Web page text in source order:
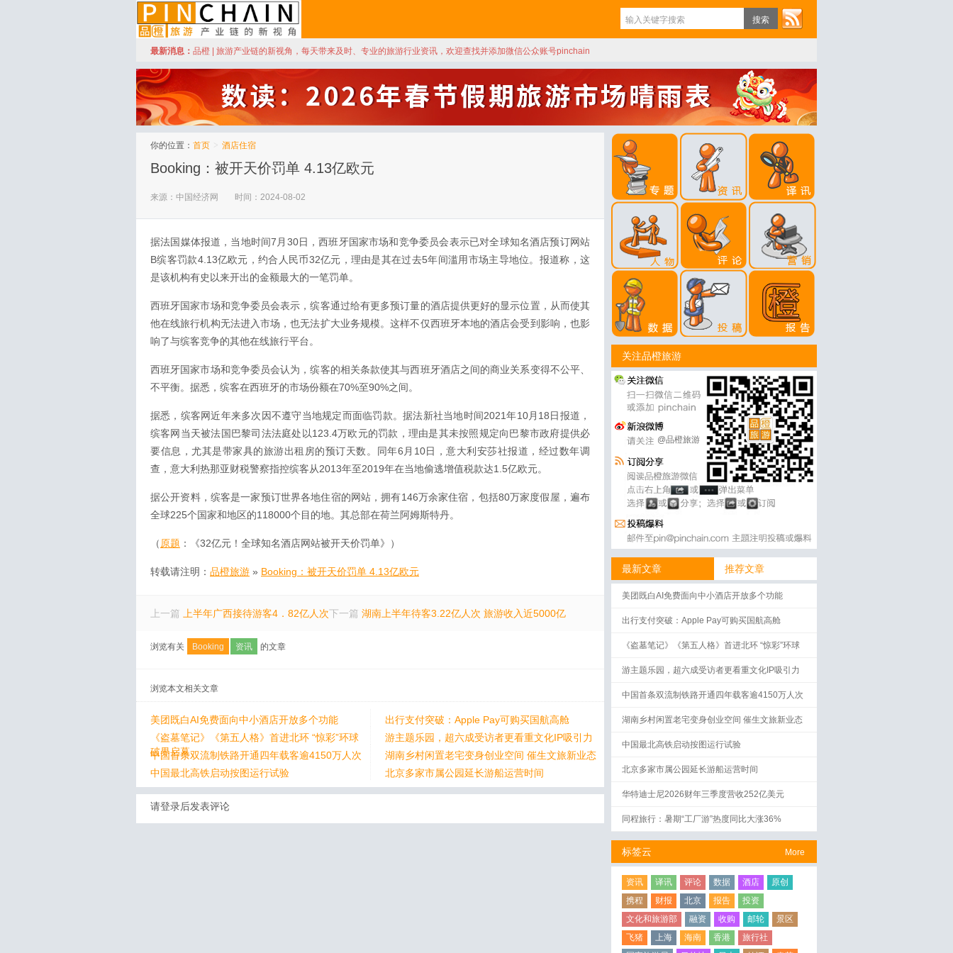
品橙旅游
最新消息： 品橙 | 旅游产业链的新视角，每天带来及时、专业的旅游行业资讯，欢迎查找并添加微信公众账号pinchain
你的位置： 首页 > 酒店住宿
Booking：被开天价罚单 4.13亿欧元
来源：中国经济网 时间：2024-08-02
据法国媒体报道，当地时间7月30日，西班牙国家市场和竞争委员会表示已对全球知名酒店预订网站
B缤客罚款4.13亿欧元，约合人民币32亿元，理由是其在过去5年间滥用市场主导地位。报道称，这
是该机构有史以来开出的金额最大的一笔罚单。
西班牙国家市场和竞争委员会表示，缤客通过给有更多预订量的酒店提供更好的显示位置，从而使其
他在线旅行机构无法进入市场，也无法扩大业务规模。这样不仅西班牙本地的酒店会受到影响，也影
响了与缤客竞争的其他在线旅行平台。
西班牙国家市场和竞争委员会认为，缤客的相关条款使其与西班牙酒店之间的商业关系变得不公平、
不平衡。据悉，缤客在西班牙的市场份额在70%至90%之间。
据悉，缤客网近年来多次因不遵守当地规定而面临罚款。据法新社当地时间2021年10月18日报道，
缤客网当天被法国巴黎司法法庭处以123.4万欧元的罚款，理由是其未按照规定向巴黎市政府提供必
要信息，尤其是带家具的旅游出租房的预订天数。同年6月10日，意大利安莎社报道，经过数年调
查，意大利热那亚财税警察指控缤客从2013年至2019年在当地偷逃增值税款达1.5亿欧元。
据公开资料，缤客是一家预订世界各地住宿的网站，拥有146万余家住宿，包括80万家度假屋，遍布
全球225个国家和地区的118000个目的地。其总部在荷兰阿姆斯特丹。
（ 原题 ：《32亿元！全球知名酒店网站被开天价罚单》）
转载请注明： 品橙旅游 » Booking：被开天价罚单 4.13亿欧元
上一篇 上半年广西接待游客4．82亿人次下一篇 湖南上半年待客3.22亿人次 旅游收入近5000亿
浏览有关 Booking 资讯 的文章
浏览本文相关文章
美团既白AI免费面向中小酒店开放多个功能
出行支付突破：Apple Pay可购买国航高舱
《盗墓笔记》《第五人格》首进北环 “惊彩”环球
破界启幕
游主题乐园，超六成受访者更看重文化IP吸引力
中国首条双流制铁路开通四年载客逾4150万人次
湖南乡村闲置老宅变身创业空间 催生文旅新业态
中国最北高铁启动按图运行试验
北京多家市属公园延长游船运营时间
请登录后发表评论
关注品橙旅游
@品橙旅游
最新文章 推荐文章
美团既白AI免费面向中小酒店开放多个功能
出行支付突破：Apple Pay可购买国航高舱
《盗墓笔记》《第五人格》首进北环 “惊彩”环球
游主题乐园，超六成受访者更看重文化IP吸引力
中国首条双流制铁路开通四年载客逾4150万人次
湖南乡村闲置老宅变身创业空间 催生文旅新业态
中国最北高铁启动按图运行试验
北京多家市属公园延长游船运营时间
华特迪士尼2026财年三季度营收252亿美元
同程旅行：暑期“工厂游”热度同比大涨36%
More
标签云
资讯 译讯 评论 数据 酒店
原创
携程
财报 北京 报告
投资
文化和旅游部
融资 收购 邮轮
景区
飞猪
上海 海南 香港
旅行社